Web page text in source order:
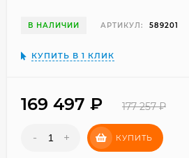
В НАЛИЧИИ АРТИКУЛ: 589201
КУПИТЬ В 1 КЛИК
169 497 177 257
- + КУПИТЬ